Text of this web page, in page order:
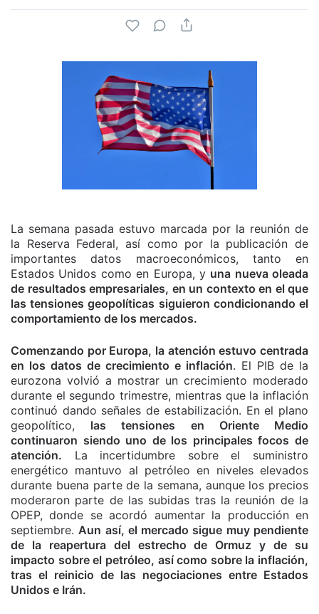
La semana pasada estuvo marcada por la reunión de
la Reserva Federal, así como por la publicación de
importantes datos macroeconómicos, tanto en
Estados Unidos como en Europa, y una nueva oleada
de resultados empresariales, en un contexto en el que
las tensiones geopolíticas siguieron condicionando el
comportamiento de los mercados.
Comenzando por Europa, la atención estuvo centrada
en los datos de crecimiento e inflación. El PIB de la
eurozona volvió a mostrar un crecimiento moderado
durante el segundo trimestre, mientras que la inflación
continuó dando señales de estabilización. En el plano
geopolítico, las tensiones en Oriente Medio
continuaron siendo uno de los principales focos de
atención. La incertidumbre sobre el suministro
energético mantuvo al petróleo en niveles elevados
durante buena parte de la semana, aunque los precios
moderaron parte de las subidas tras la reunión de la
OPEP, donde se acordó aumentar la producción en
septiembre.Aun así, el mercado sigue muy pendiente
de la reapertura del estrecho de Ormuz y de su
impacto sobre el petróleo, así como sobre la inflación,
tras el reinicio de las negociaciones entre Estados
Unidos e Irán.